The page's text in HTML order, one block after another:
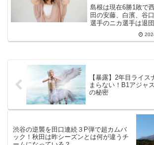
島根は現在6勝1敗で
田の安藤、白濱、谷
選手のニカ選手は退
ゥ選手、元三遠のク
入、オフェンスの強
【暴露】2年目ライ
まらない！B1アジャ
の秘密
渋谷の逆襲を田口連続３P弾で超カムバ
ック！秋田は昨シーズンとは何が違うチ